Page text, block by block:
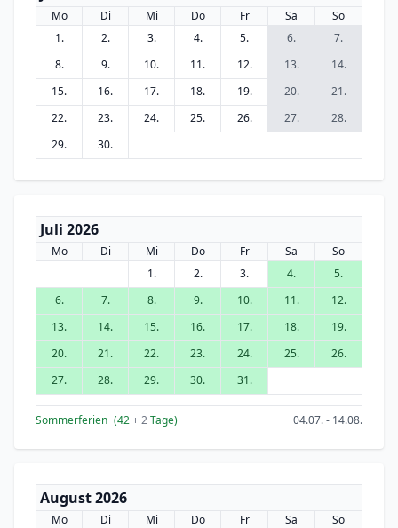
Mo Di Mi Do Fr Sa
So
1.
2. 3. 4. 5. 6.
7.
8.
9. 10. 11. 12. 13.
14.
15.
16. 17. 18. 19. 20.
21.
22.
23. 24. 25. 26. 27.
28.
29.
30.
Juli 2026
Mo Di Mi Do Fr Sa
So
1.
2. 3. 4.
5.
6.
7. 8. 9. 10. 11.
12.
13.
14. 15. 16. 17. 18.
19.
20.
21. 22. 23. 24. 25.
26.
27.
28. 29. 30. 31.
Sommerferien (42+ 2Tage) 04.07. - 14.08.
August 2026
Mo Di Mi Do Fr Sa
So